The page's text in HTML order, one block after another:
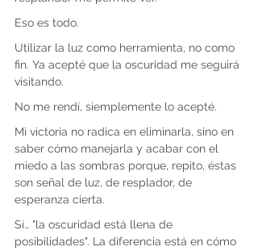
Eso es todo.
Utilizar la luz como herramienta, no como
fin. Ya acepté que la oscuridad me seguirá
visitando.
No me rendí, siemplemente lo acepté.
Mi victoria no radica en eliminarla, sino en
saber cómo manejarla y acabar con el
miedo a las sombras porque, repito, éstas
son señal de luz, de resplador, de
esperanza cierta.
Sí… "la oscuridad está llena de
posibilidades". La diferencia está en cómo